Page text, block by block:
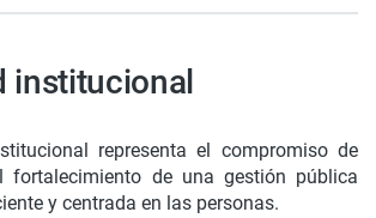
institucional
representa el compromiso de
fortalecimiento de una gestión pública
y centrada en las personas.